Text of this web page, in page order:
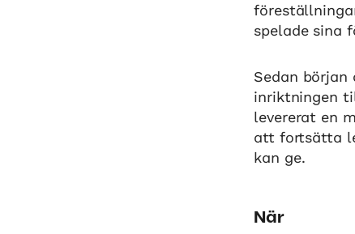
spelade sina
Sedan början
inriktningen
levererat en
att fortsätta
kan ge.
När